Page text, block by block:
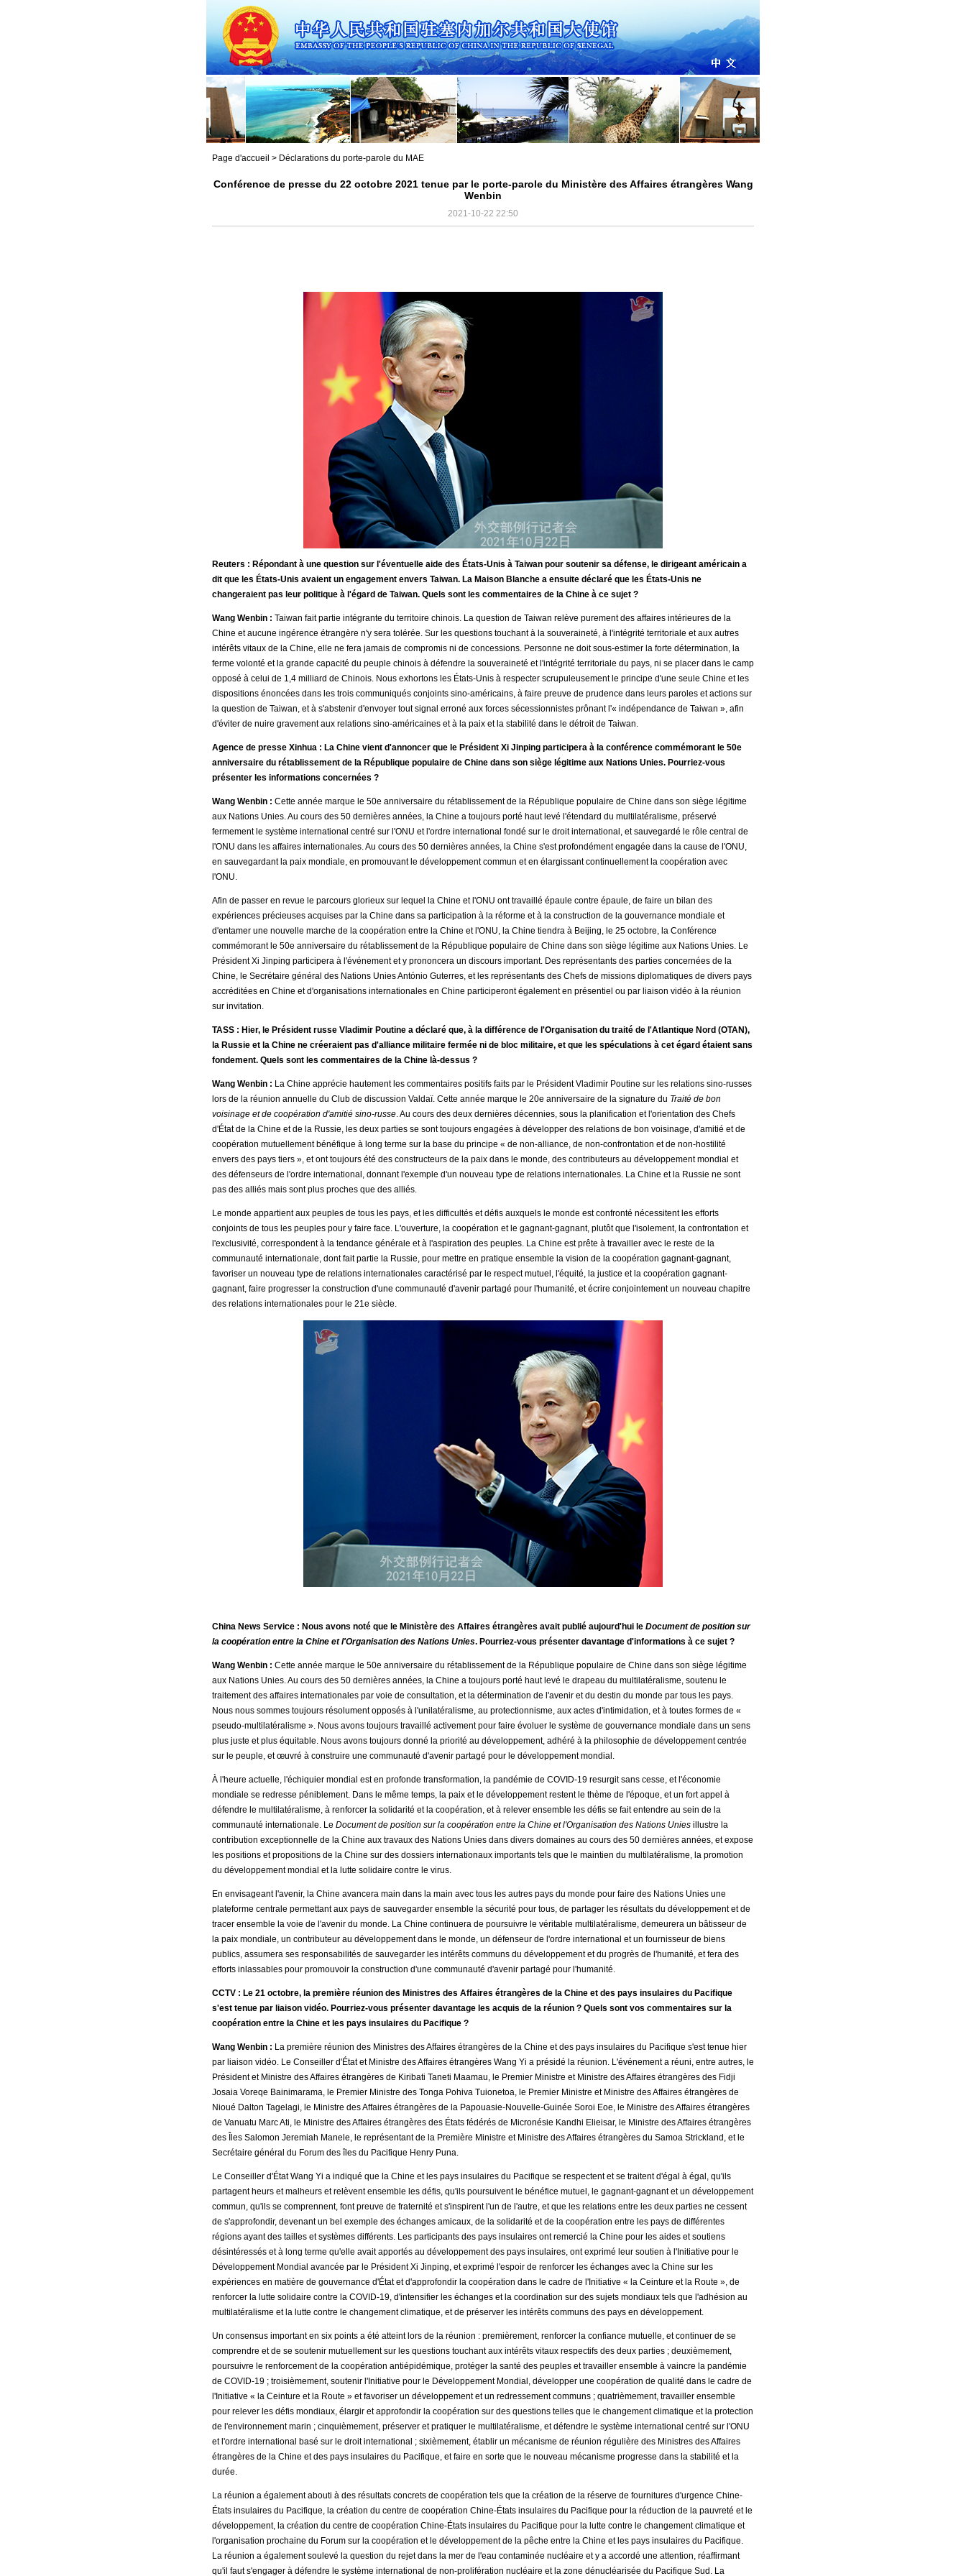
Page d'accueil > Déclarations du porte-parole du MAE
Conférence de presse du 22 octobre 2021 tenue par le porte-parole du Ministère des Affaires étrangères Wang
Wenbin
2021-10-22 22:50
Reuters : Répondant à une question sur l'éventuelle aide des États-Unis à Taiwan pour soutenir sa défense, le dirigeant américain a
dit que les États-Unis avaient un engagement envers Taiwan. La Maison Blanche a ensuite déclaré que les États-Unis ne
changeraient pas leur politique à l'égard de Taiwan. Quels sont les commentaires de la Chine à ce sujet ?
Wang Wenbin : Taiwan fait partie intégrante du territoire chinois. La question de Taiwan relève purement des affaires intérieures de la
Chine et aucune ingérence étrangère n'y sera tolérée. Sur les questions touchant à la souveraineté, à l'intégrité territoriale et aux autres
intérêts vitaux de la Chine, elle ne fera jamais de compromis ni de concessions. Personne ne doit sous-estimer la forte détermination, la
ferme volonté et la grande capacité du peuple chinois à défendre la souveraineté et l'intégrité territoriale du pays, ni se placer dans le camp
opposé à celui de 1,4 milliard de Chinois. Nous exhortons les États-Unis à respecter scrupuleusement le principe d'une seule Chine et les
dispositions énoncées dans les trois communiqués conjoints sino-américains, à faire preuve de prudence dans leurs paroles et actions sur
la question de Taiwan, et à s'abstenir d'envoyer tout signal erroné aux forces sécessionnistes prônant l'« indépendance de Taiwan », afin
d'éviter de nuire gravement aux relations sino-américaines et à la paix et la stabilité dans le détroit de Taiwan.
Agence de presse Xinhua : La Chine vient d'annoncer que le Président Xi Jinping participera à la conférence commémorant le 50e
anniversaire du rétablissement de la République populaire de Chine dans son siège légitime aux Nations Unies. Pourriez-vous
présenter les informations concernées ?
Wang Wenbin : Cette année marque le 50e anniversaire du rétablissement de la République populaire de Chine dans son siège légitime
aux Nations Unies. Au cours des 50 dernières années, la Chine a toujours porté haut levé l'étendard du multilatéralisme, préservé
fermement le système international centré sur l'ONU et l'ordre international fondé sur le droit international, et sauvegardé le rôle central de
l'ONU dans les affaires internationales. Au cours des 50 dernières années, la Chine s'est profondément engagée dans la cause de l'ONU,
en sauvegardant la paix mondiale, en promouvant le développement commun et en élargissant continuellement la coopération avec
l'ONU.
Afin de passer en revue le parcours glorieux sur lequel la Chine et l'ONU ont travaillé épaule contre épaule, de faire un bilan des
expériences précieuses acquises par la Chine dans sa participation à la réforme et à la construction de la gouvernance mondiale et
d'entamer une nouvelle marche de la coopération entre la Chine et l'ONU, la Chine tiendra à Beijing, le 25 octobre, la Conférence
commémorant le 50e anniversaire du rétablissement de la République populaire de Chine dans son siège légitime aux Nations Unies. Le
Président Xi Jinping participera à l'événement et y prononcera un discours important. Des représentants des parties concernées de la
Chine, le Secrétaire général des Nations Unies António Guterres, et les représentants des Chefs de missions diplomatiques de divers pays
accréditées en Chine et d'organisations internationales en Chine participeront également en présentiel ou par liaison vidéo à la réunion
sur invitation.
TASS : Hier, le Président russe Vladimir Poutine a déclaré que, à la différence de l'Organisation du traité de l'Atlantique Nord (OTAN),
la Russie et la Chine ne créeraient pas d'alliance militaire fermée ni de bloc militaire, et que les spéculations à cet égard étaient sans
fondement. Quels sont les commentaires de la Chine là-dessus ?
Wang Wenbin : La Chine apprécie hautement les commentaires positifs faits par le Président Vladimir Poutine sur les relations sino-russes
lors de la réunion annuelle du Club de discussion Valdaï. Cette année marque le 20e anniversaire de la signature du Traité de bon
voisinage et de coopération d'amitié sino-russe. Au cours des deux dernières décennies, sous la planification et l'orientation des Chefs
d'État de la Chine et de la Russie, les deux parties se sont toujours engagées à développer des relations de bon voisinage, d'amitié et de
coopération mutuellement bénéfique à long terme sur la base du principe « de non-alliance, de non-confrontation et de non-hostilité
envers des pays tiers », et ont toujours été des constructeurs de la paix dans le monde, des contributeurs au développement mondial et
des défenseurs de l'ordre international, donnant l'exemple d'un nouveau type de relations internationales. La Chine et la Russie ne sont
pas des alliés mais sont plus proches que des alliés.
Le monde appartient aux peuples de tous les pays, et les difficultés et défis auxquels le monde est confronté nécessitent les efforts
conjoints de tous les peuples pour y faire face. L'ouverture, la coopération et le gagnant-gagnant, plutôt que l'isolement, la confrontation et
l'exclusivité, correspondent à la tendance générale et à l'aspiration des peuples. La Chine est prête à travailler avec le reste de la
communauté internationale, dont fait partie la Russie, pour mettre en pratique ensemble la vision de la coopération gagnant-gagnant,
favoriser un nouveau type de relations internationales caractérisé par le respect mutuel, l'équité, la justice et la coopération gagnant-
gagnant, faire progresser la construction d'une communauté d'avenir partagé pour l'humanité, et écrire conjointement un nouveau chapitre
des relations internationales pour le 21e siècle.
China News Service : Nous avons noté que le Ministère des Affaires étrangères avait publié aujourd'hui le Document de position sur
la coopération entre la Chine et l'Organisation des Nations Unies. Pourriez-vous présenter davantage d'informations à ce sujet ?
Wang Wenbin : Cette année marque le 50e anniversaire du rétablissement de la République populaire de Chine dans son siège légitime
aux Nations Unies. Au cours des 50 dernières années, la Chine a toujours porté haut levé le drapeau du multilatéralisme, soutenu le
traitement des affaires internationales par voie de consultation, et la détermination de l'avenir et du destin du monde par tous les pays.
Nous nous sommes toujours résolument opposés à l'unilatéralisme, au protectionnisme, aux actes d'intimidation, et à toutes formes de «
pseudo-multilatéralisme ». Nous avons toujours travaillé activement pour faire évoluer le système de gouvernance mondiale dans un sens
plus juste et plus équitable. Nous avons toujours donné la priorité au développement, adhéré à la philosophie de développement centrée
sur le peuple, et œuvré à construire une communauté d'avenir partagé pour le développement mondial.
À l'heure actuelle, l'échiquier mondial est en profonde transformation, la pandémie de COVID-19 resurgit sans cesse, et l'économie
mondiale se redresse péniblement. Dans le même temps, la paix et le développement restent le thème de l'époque, et un fort appel à
défendre le multilatéralisme, à renforcer la solidarité et la coopération, et à relever ensemble les défis se fait entendre au sein de la
communauté internationale. Le Document de position sur la coopération entre la Chine et l'Organisation des Nations Unies illustre la
contribution exceptionnelle de la Chine aux travaux des Nations Unies dans divers domaines au cours des 50 dernières années, et expose
les positions et propositions de la Chine sur des dossiers internationaux importants tels que le maintien du multilatéralisme, la promotion
du développement mondial et la lutte solidaire contre le virus.
En envisageant l'avenir, la Chine avancera main dans la main avec tous les autres pays du monde pour faire des Nations Unies une
plateforme centrale permettant aux pays de sauvegarder ensemble la sécurité pour tous, de partager les résultats du développement et de
tracer ensemble la voie de l'avenir du monde. La Chine continuera de poursuivre le véritable multilatéralisme, demeurera un bâtisseur de
la paix mondiale, un contributeur au développement dans le monde, un défenseur de l'ordre international et un fournisseur de biens
publics, assumera ses responsabilités de sauvegarder les intérêts communs du développement et du progrès de l'humanité, et fera des
efforts inlassables pour promouvoir la construction d'une communauté d'avenir partagé pour l'humanité.
CCTV : Le 21 octobre, la première réunion des Ministres des Affaires étrangères de la Chine et des pays insulaires du Pacifique
s'est tenue par liaison vidéo. Pourriez-vous présenter davantage les acquis de la réunion ? Quels sont vos commentaires sur la
coopération entre la Chine et les pays insulaires du Pacifique ?
Wang Wenbin : La première réunion des Ministres des Affaires étrangères de la Chine et des pays insulaires du Pacifique s'est tenue hier
par liaison vidéo. Le Conseiller d'État et Ministre des Affaires étrangères Wang Yi a présidé la réunion. L'événement a réuni, entre autres, le
Président et Ministre des Affaires étrangères de Kiribati Taneti Maamau, le Premier Ministre et Ministre des Affaires étrangères des Fidji
Josaia Voreqe Bainimarama, le Premier Ministre des Tonga Pohiva Tuionetoa, le Premier Ministre et Ministre des Affaires étrangères de
Nioué Dalton Tagelagi, le Ministre des Affaires étrangères de la Papouasie-Nouvelle-Guinée Soroi Eoe, le Ministre des Affaires étrangères
de Vanuatu Marc Ati, le Ministre des Affaires étrangères des États fédérés de Micronésie Kandhi Elieisar, le Ministre des Affaires étrangères
des Îles Salomon Jeremiah Manele, le représentant de la Première Ministre et Ministre des Affaires étrangères du Samoa Strickland, et le
Secrétaire général du Forum des îles du Pacifique Henry Puna.
Le Conseiller d'État Wang Yi a indiqué que la Chine et les pays insulaires du Pacifique se respectent et se traitent d'égal à égal, qu'ils
partagent heurs et malheurs et relèvent ensemble les défis, qu'ils poursuivent le bénéfice mutuel, le gagnant-gagnant et un développement
commun, qu'ils se comprennent, font preuve de fraternité et s'inspirent l'un de l'autre, et que les relations entre les deux parties ne cessent
de s'approfondir, devenant un bel exemple des échanges amicaux, de la solidarité et de la coopération entre les pays de différentes
régions ayant des tailles et systèmes différents. Les participants des pays insulaires ont remercié la Chine pour les aides et soutiens
désintéressés et à long terme qu'elle avait apportés au développement des pays insulaires, ont exprimé leur soutien à l'Initiative pour le
Développement Mondial avancée par le Président Xi Jinping, et exprimé l'espoir de renforcer les échanges avec la Chine sur les
expériences en matière de gouvernance d'État et d'approfondir la coopération dans le cadre de l'Initiative « la Ceinture et la Route », de
renforcer la lutte solidaire contre la COVID-19, d'intensifier les échanges et la coordination sur des sujets mondiaux tels que l'adhésion au
multilatéralisme et la lutte contre le changement climatique, et de préserver les intérêts communs des pays en développement.
Un consensus important en six points a été atteint lors de la réunion : premièrement, renforcer la confiance mutuelle, et continuer de se
comprendre et de se soutenir mutuellement sur les questions touchant aux intérêts vitaux respectifs des deux parties ; deuxièmement,
poursuivre le renforcement de la coopération antiépidémique, protéger la santé des peuples et travailler ensemble à vaincre la pandémie
de COVID-19 ; troisièmement, soutenir l'Initiative pour le Développement Mondial, développer une coopération de qualité dans le cadre de
l'Initiative « la Ceinture et la Route » et favoriser un développement et un redressement communs ; quatrièmement, travailler ensemble
pour relever les défis mondiaux, élargir et approfondir la coopération sur des questions telles que le changement climatique et la protection
de l'environnement marin ; cinquièmement, préserver et pratiquer le multilatéralisme, et défendre le système international centré sur l'ONU
et l'ordre international basé sur le droit international ; sixièmement, établir un mécanisme de réunion régulière des Ministres des Affaires
étrangères de la Chine et des pays insulaires du Pacifique, et faire en sorte que le nouveau mécanisme progresse dans la stabilité et la
durée.
La réunion a également abouti à des résultats concrets de coopération tels que la création de la réserve de fournitures d'urgence Chine-
États insulaires du Pacifique, la création du centre de coopération Chine-États insulaires du Pacifique pour la réduction de la pauvreté et le
développement, la création du centre de coopération Chine-États insulaires du Pacifique pour la lutte contre le changement climatique et
l'organisation prochaine du Forum sur la coopération et le développement de la pêche entre la Chine et les pays insulaires du Pacifique.
La réunion a également soulevé la question du rejet dans la mer de l'eau contaminée nucléaire et y a accordé une attention, réaffirmant
qu'il faut s'engager à défendre le système international de non-prolifération nucléaire et la zone dénucléarisée du Pacifique Sud. La